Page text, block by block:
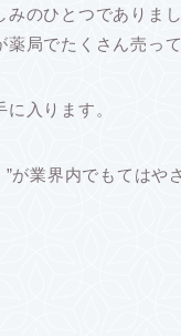
のひとつでありまし
局でたくさん売って
入ります。
”が業界内でもてはや